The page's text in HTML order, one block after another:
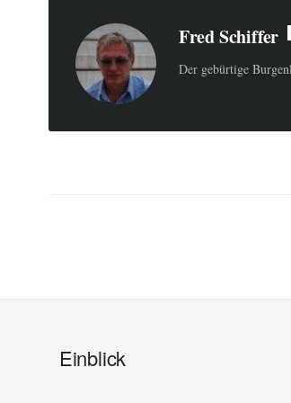
Fred Schiffer
Der gebürtige
Einblick